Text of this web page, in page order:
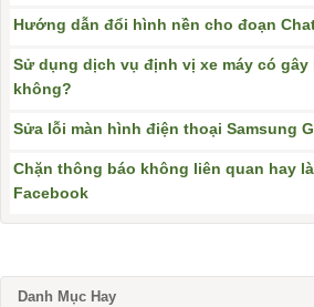
Hướng dẫn đổi hình nền cho đoạn
Sử dụng dịch vụ định vị xe máy có
không?
Sửa lỗi màn hình điện thoại Samsung
Chặn thông báo không liên quan hay
Facebook
Danh Mục Hay